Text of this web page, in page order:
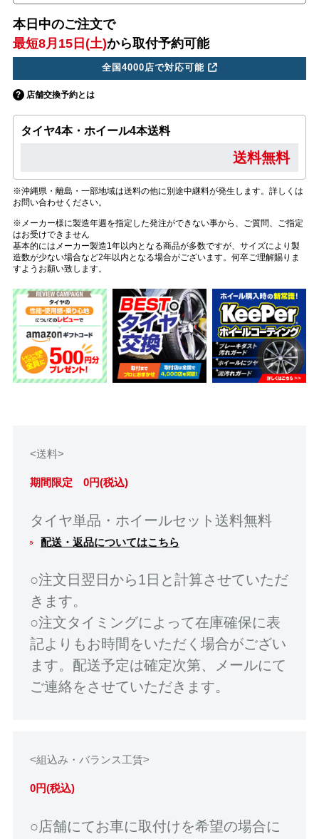
本日中のご注文で
最短8月15日(土)から取付予約可能
全国4000店で対応可能
店舗交換予約とは
タイヤ4本・ホイール4本送料
送料無料
※沖縄県・離島・一部地域は送料の他に別途中継料が発生します。詳しくは
お問い合わせください。
※メーカー様に製造年週を指定した発注ができない事から、ご質問、ご指定
はお受けできません
基本的にはメーカー製造1年以内となる商品が多数ですが、サイズにより製
造数が少ない場合など2年以内となる場合がございます。何卒ご理解賜りま
すようお願い致します。
<送料>
期間限定 0円(税込)
タイヤ単品・ホイールセット送料無料
配送・返品についてはこちら
○注文日翌日から1日と計算させていただ
きます。
○注文タイミングによって在庫確保に表
記よりもお時間をいただく場合がござい
ます。配送予定は確定次第、メールにて
ご連絡をさせていただきます。
<組込み・バランス工賃>
0円(税込)
○店舗にてお車に取付けを希望の場合に